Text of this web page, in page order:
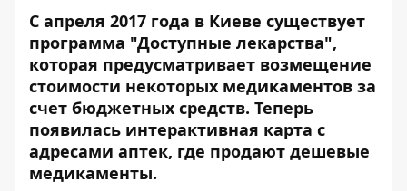
С апреля 2017 года в Киеве существует
программа "Доступные лекарства",
которая предусматривает возмещение
стоимости некоторых медикаментов за
счет бюджетных средств. Теперь
появилась интерактивная карта с
адресами аптек, где продают дешевые
медикаменты.